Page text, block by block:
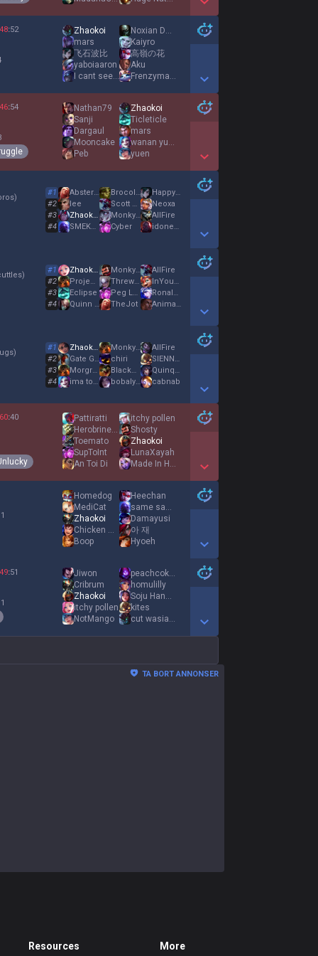
Show More Detail Games
48:52
Zhaokoi
mars
飞石波比
yaboiaaron
I cant see lol
Noxian Daddy
Kaiyro
高嶺の花
Aku
Frenzymaxxing
Show More Detail Games
46:54
Nathan79
Sanji
Dargaul
Mooncake
Peb
Zhaokoi
Ticleticle
mars
wanan yuen
yuen
Show More Detail Games
)
#1
#2 lee
Neoxa
#3
AllFire
#4 Cyber
Show More Detail Games
)
#1
AllFire
#2
#3 Eclipse
#4 TheJot
Show More Detail Games
)
#1
AllFire
#2 chiri
#3
#4 cabnab
Show More Detail Games
60:40
Pattiratti
HerobrineHax
Toemato
SupToInt
An Toi Di
itchy pollen
Shosty
Zhaokoi
LunaXayah
Made In Heaven
Show More Detail Games
Homedog
MediCat
Zhaokoi
Chicken Coitus
Boop
Heechan
same same
Damayusi
아 재
Hyoeh
Show More Detail Games
49:51
Jiwon
Cribrum
Zhaokoi
itchy pollen
NotMango
peachcoke411
homulilly
Soju Hanzan
kites
cut wasian boy
Show More Detail Games
TA BORT ANNONSER
Resources More